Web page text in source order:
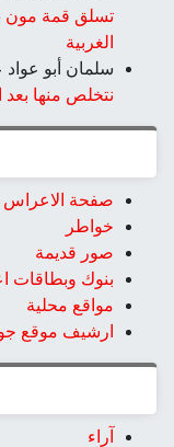
تسلق قمة مون
الغربية
سلمان أبو عواد
نتخلص منها بعد
صفحة الاعراس
خواطر
صور قديمة
بنوك وبطاقات
مواقع محلية
ارشيف موقع
آراء